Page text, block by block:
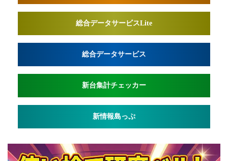
総合データサービスLite
総合データサービス
新台集計チェッカー
新情報島っぷ